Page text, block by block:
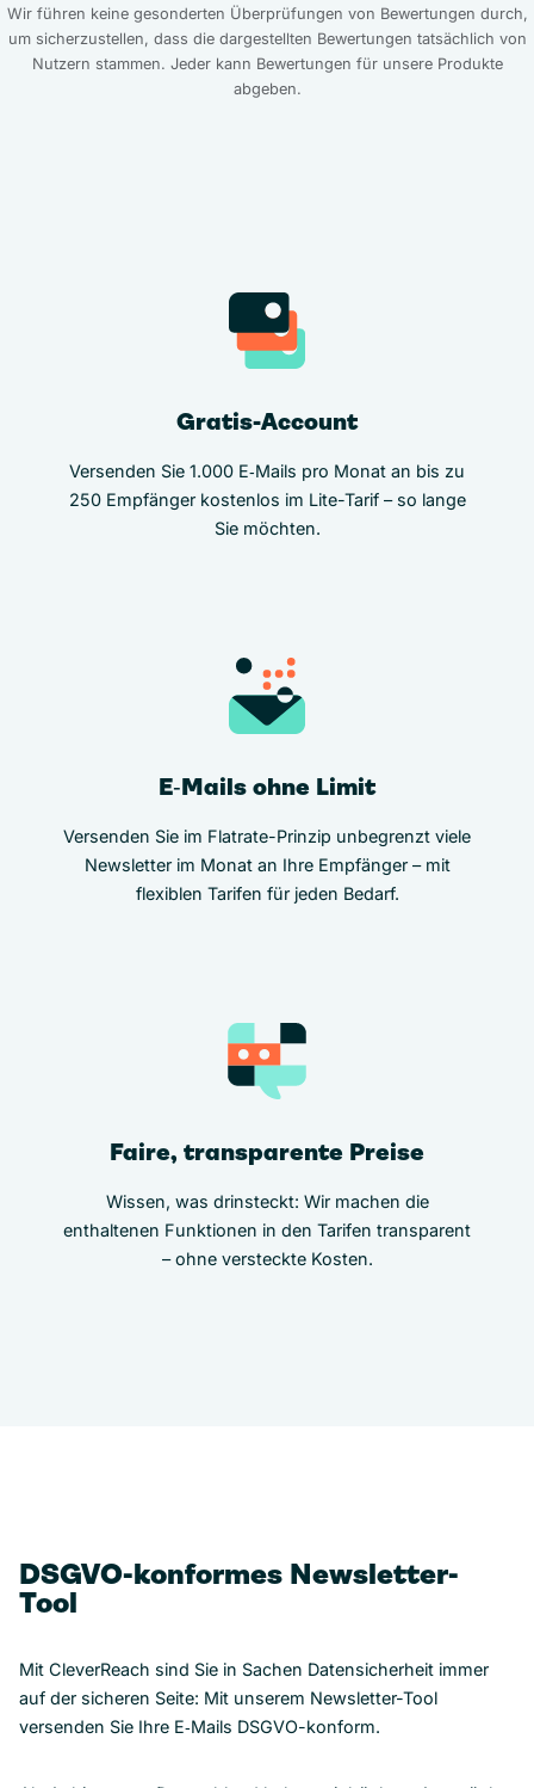
Wir führen keine gesonderten Überprüfungen von Bewertungen durch,
um sicherzustellen, dass die dargestellten Bewertungen tatsächlich von
Nutzern stammen. Jeder kann Bewertungen für unsere Produkte
abgeben.
Gratis-Account
Versenden Sie 1.000 E‑Mails pro Monat an bis zu
250 Empfänger kostenlos im Lite-Tarif – so lange
Sie möchten.
E‑Mails ohne Limit
Versenden Sie im Flatrate-Prinzip unbegrenzt viele
Newsletter im Monat an Ihre Empfänger – mit
flexiblen Tarifen für jeden Bedarf.
Faire, transparente Preise
Wissen, was drinsteckt: Wir machen die
enthaltenen Funktionen in den Tarifen transparent
– ohne versteckte Kosten.
DSGVO-konformes Newsletter-
Tool
Mit CleverReach sind Sie in Sachen Datensicherheit immer
auf der sicheren Seite: Mit unserem Newsletter-Tool
versenden Sie Ihre E‑Mails DSGVO-konform.